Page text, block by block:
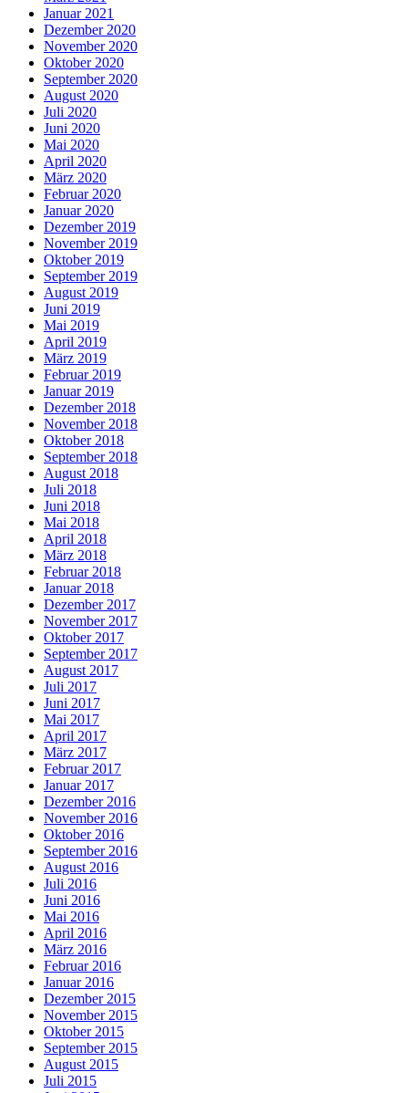
Januar 2021
Dezember 2020
November 2020
Oktober 2020
September 2020
August 2020
Juli 2020
Juni 2020
Mai 2020
April 2020
März 2020
Februar 2020
Januar 2020
Dezember 2019
November 2019
Oktober 2019
September 2019
August 2019
Juni 2019
Mai 2019
April 2019
März 2019
Februar 2019
Januar 2019
Dezember 2018
November 2018
Oktober 2018
September 2018
August 2018
Juli 2018
Juni 2018
Mai 2018
April 2018
März 2018
Februar 2018
Januar 2018
Dezember 2017
November 2017
Oktober 2017
September 2017
August 2017
Juli 2017
Juni 2017
Mai 2017
April 2017
März 2017
Februar 2017
Januar 2017
Dezember 2016
November 2016
Oktober 2016
September 2016
August 2016
Juli 2016
Juni 2016
Mai 2016
April 2016
März 2016
Februar 2016
Januar 2016
Dezember 2015
November 2015
Oktober 2015
September 2015
August 2015
Juli 2015